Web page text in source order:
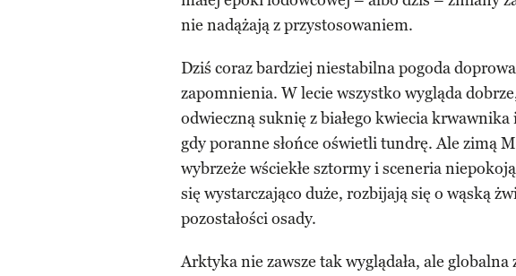
nie nadążają z przystosowaniem.
Dziś coraz bardziej niestabilna pogoda
zapomnienia. W lecie wszystko wygląda
odwieczną suknię z białego kwiecia
gdy poranne słońce oświetli tundrę. Ale zimą
wybrzeże wściekłe sztormy i sceneria
się wystarczająco duże, rozbijają się o wąską
pozostałości osady.
Arktyka nie zawsze tak wyglądała, ale